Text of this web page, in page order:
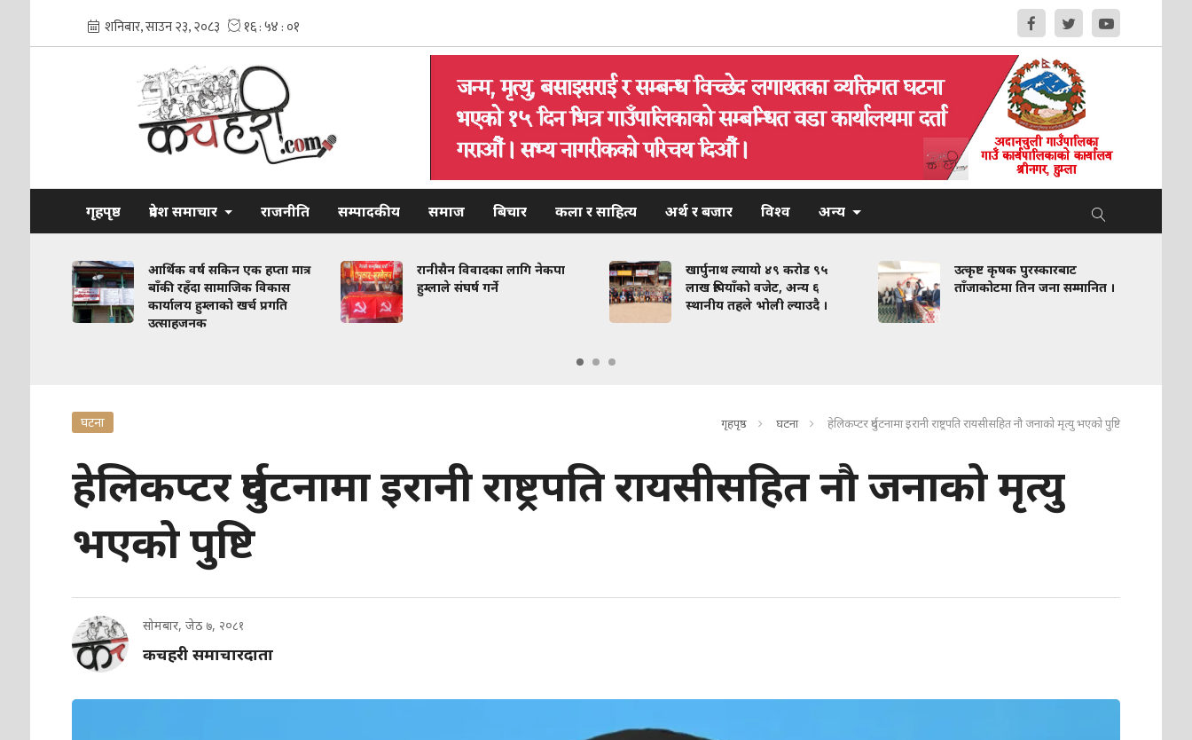
गृहपृष्ठ प्रदेश समाचार राजनीति सम्पादकीय समाज बिचार कला र साहित्य अर्थ र बजार विश्व अन्य
आर्थिक वर्ष सकिन एक हप्ता मात्र
बाँकी रहँदा सामाजिक विकास
कार्यालय हुम्लाको खर्च प्रगति
उत्साहजनक
रानीसैन विवादका लागि नेकपा
हुम्लाले संघर्ष गर्ने
खार्पुनाथ ल्यायो ४९ करोड ९५
लाख रुपियाँको वजेट, अन्य ६
स्थानीय तहले भोली ल्याउदै ।
उत्कृष्ट कृषक पुरस्कारबाट
ताँजाकोटमा तिन जना सम्मानित ।
घटना गृहपृष्ठ घटना हेलिकप्टर दुर्घटनामा इरानी राष्ट्रपति रायसीसहित नौ जनाको मृत्यु भएको पुष्टि
हेलिकप्टर दुर्घटनामा इरानी राष्ट्रपति रायसीसहित नौ जनाको मृत्यु
भएको पुष्टि
सोमबार, जेठ ७, २०८१
कचहरी समाचारदाता